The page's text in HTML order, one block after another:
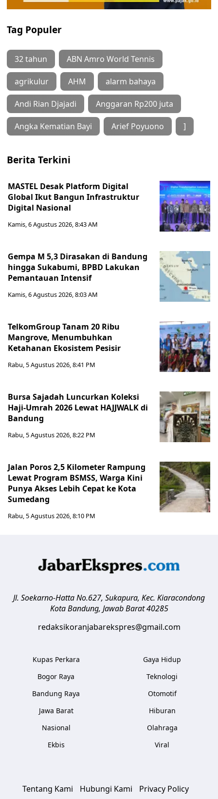
Tag Populer
32 tahun ABN Amro World Tennis
agrikulur AHM alarm bahaya
Andi Rian Djajadi Anggaran Rp200 juta
Angka Kematian Bayi Arief Poyuono ]
Berita Terkini
MASTEL Desak Platform Digital
Global Ikut Bangun Infrastruktur
Digital Nasional
Kamis, 6 Agustus 2026, 8:43 AM
Gempa M 5,3 Dirasakan di Bandung
hingga Sukabumi, BPBD Lakukan
Pemantauan Intensif
Kamis, 6 Agustus 2026, 8:03 AM
TelkomGroup Tanam 20 Ribu
Mangrove, Menumbuhkan
Ketahanan Ekosistem Pesisir
Rabu, 5 Agustus 2026, 8:41 PM
Bursa Sajadah Luncurkan Koleksi
Haji-Umrah 2026 Lewat HAJJWALK di
Bandung
Rabu, 5 Agustus 2026, 8:22 PM
Jalan Poros 2,5 Kilometer Rampung
Lewat Program BSMSS, Warga Kini
Punya Akses Lebih Cepat ke Kota
Sumedang
Rabu, 5 Agustus 2026, 8:10 PM
Jl. Soekarno-Hatta No.627, Sukapura, Kec. Kiaracondong
Kota Bandung, Jawab Barat 40285
redaksikoranjabarekspres@gmail.com
Kupas Perkara
Bogor Raya
Bandung Raya
Jawa Barat
Nasional
Ekbis
Gaya Hidup
Teknologi
Otomotif
Hiburan
Olahraga
Viral
Tentang Kami Hubungi Kami Privacy Policy